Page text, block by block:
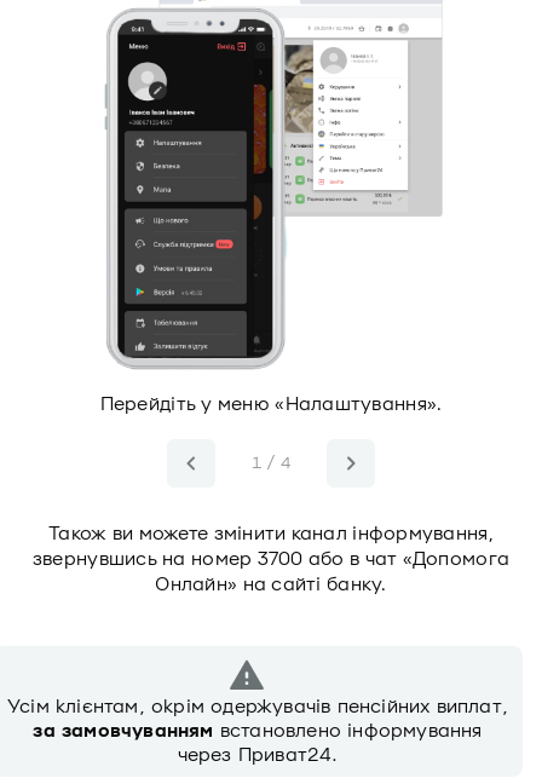
Перейдіть у меню «Налаштування».
1 / 4
Також ви можете змінити канал інформування,
звернувшись на номер 3700 або в чат «Допомога
Онлайн» на сайті банку.
Усім клієнтам, окрім одержувачів пенсійних виплат,
за замовчуванням встановлено інформування
через Приват24.